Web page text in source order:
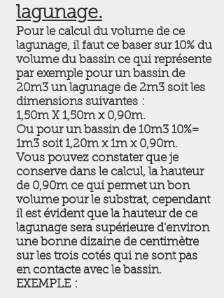
lagunage.
Pour le calcul du volume de ce
lagunage, il faut ce baser sur 10% du
volume du bassin ce qui représente
par exemple pour un bassin de
20m3 un lagunage de 2m3 soit les
dimensions suivantes :
1,50m X 1,50m x 0,90m.
Ou pour un bassin de 10m3 10%=
1m3 soit 1,20m x 1m x 0,90m.
Vous pouvez constater que je
conserve dans le calcul, la hauteur
de 0,90m ce qui permet un bon
volume pour le substrat, cependant
il est évident que la hauteur de ce
lagunage sera supérieure d'environ
une bonne dizaine de centimètre
sur les trois cotés qui ne sont pas
en contacte avec le bassin.
EXEMPLE :